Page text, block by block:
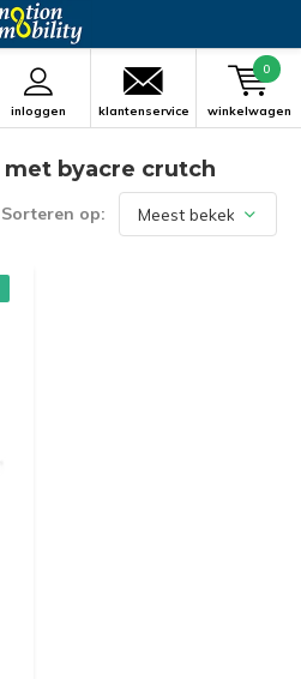
inloggen klantenservice winkelwagen
0
byacre crutch
Sorteren op: